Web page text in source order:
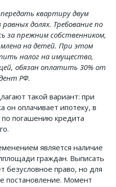
квартиру двум
долях. Требование по
за прежним собственником,
на детей. При этом
налог на имущество,
обязан оплатить 30% от
РФ.
такой вариант: при
он оплачивает ипотеку, в
по погашению кредита
является наличие
граждан. Выписать
безусловное право, но для
постановление. Момент